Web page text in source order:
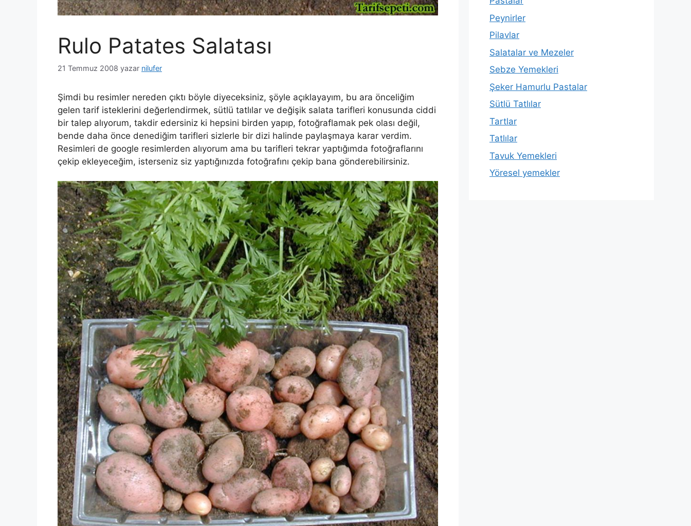
Rulo Patates Salatası
21 Temmuz 2008 yazar nilufer
Şimdi bu resimler nereden çıktı böyle diyeceksiniz, şöyle açıklayayım, bu ara önceliğim
gelen tarif isteklerini değerlendirmek, sütlü tatlılar ve değişik salata tarifleri konusunda ciddi
bir talep alıyorum, takdir edersiniz ki hepsini birden yapıp, fotoğraflamak pek olası değil,
bende daha önce denediğim tarifleri sizlerle bir dizi halinde paylaşmaya karar verdim.
Resimleri de google resimlerden alıyorum ama bu tarifleri tekrar yaptığımda fotoğraflarını
çekip ekleyeceğim, isterseniz siz yaptığınızda fotoğrafını çekip bana gönderebilirsiniz.
Peynirler
Pilavlar
Salatalar ve Mezeler
Sebze Yemekleri
Şeker Hamurlu Pastalar
Sütlü Tatlılar
Tartlar
Tatlılar
Tavuk Yemekleri
Yöresel yemekler